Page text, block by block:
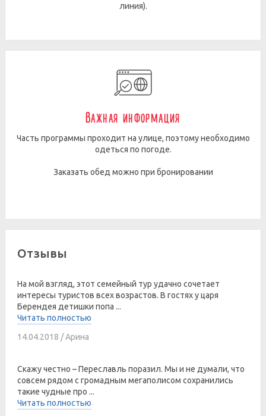
линия).
Важная информация
Часть программы проходит на улице, поэтому необходимо
одеться по погоде.
Заказать обед можно при бронировании
Отзывы
На мой взгляд, этот семейный тур удачно сочетает
интересы туристов всех возрастов. В гостях у царя
Берендея детишки попа ...
Читать полностью
14.04.2018 / Арина
Скажу честно – Переславль поразил. Мы и не думали, что
совсем рядом с громадным мегаполисом сохранились
такие чудные про ...
Читать полностью